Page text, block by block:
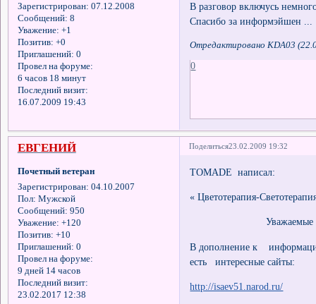
Зарегистрирован: 07.12.2008
Сообщений: 8
Уважение: +1
Позитив: +0
Приглашений: 0
Провел на форуме:
6 часов 18 минут
Последний визит:
16.07.2009 19:43
В разговор включусь
Спасибо за информэйшен ...
Отредактировано KDA03
0
Поделиться23.02.2009 19:32
ЕВГЕНИЙ
Почетный ветеран
Зарегистрирован: 04.10.2007
Пол: Мужской
Сообщений: 950
Уважение: +120
Позитив: +10
Приглашений: 0
Провел на форуме:
9 дней 14 часов
Последний визит:
23.02.2017 12:38
TOMADE написал:
« Цветотерапия-
Уважаемые
В дополнение к
есть интересные сайты:
http://isaev51.narod.ru/